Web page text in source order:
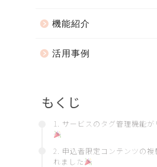
機能紹介
活用事例
もくじ
1. サービスのタグ管理機能
2. 申込者限定コンテンツの複
れました